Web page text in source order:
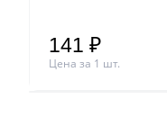
141 ₽
Цена за 1 шт.